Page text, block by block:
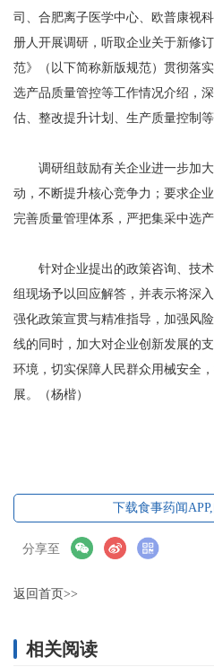
司、合肥离子医学中心、欧普康视
册人开展调研，听取企业关于新修
范》（以下简称新版规范）贯彻落
选产品质量管控等工作情况介绍，
估、整改提升计划、生产质量控制
调研组鼓励有关企业进一步加大
动，不断提升核心竞争力；要求企
完善质量管理体系，严把集采中选产
针对企业提出的政策咨询、技术
组现场予以回应解答，并表示将深
强化政策宣贯与精准指导，加强风
线的同时，加大对企业创新发展的
环境，切实保障人民群众用械安全
展。（杨楷）
下载食事药闻
分享至
返回首页>>
相关阅读